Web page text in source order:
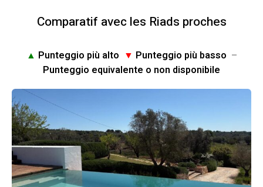
Comparatif avec les Riads proches
▲ Punteggio più alto ▼ Punteggio più basso –
Punteggio equivalente o non disponibile